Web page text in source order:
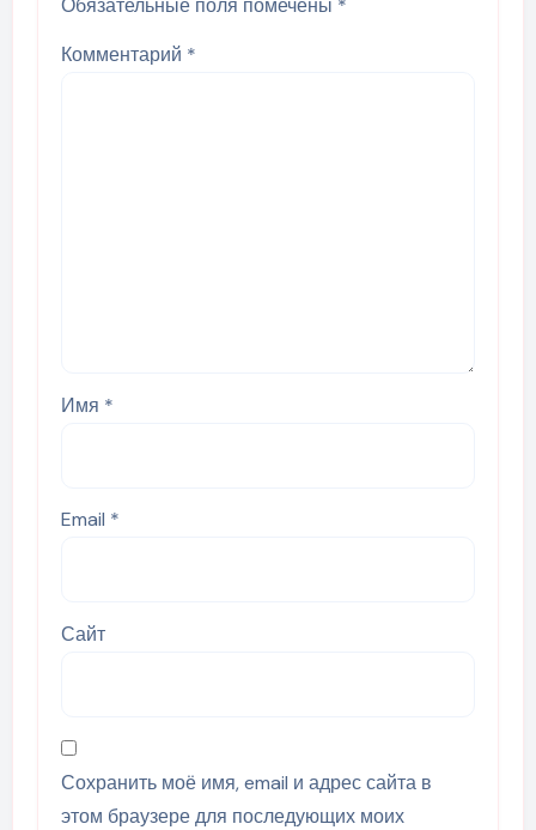
Обязательные поля помечены *
Комментарий *
Имя *
Email *
Сайт
Сохранить моё имя, email и адрес сайта в
этом браузере для последующих моих